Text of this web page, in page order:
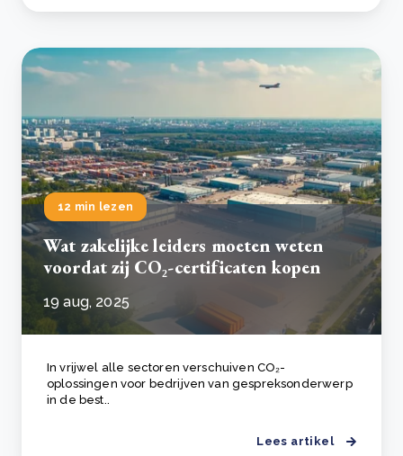
12 min lezen
Wat zakelijke leiders moeten weten
voordat zij CO₂-certificaten kopen
19 aug, 2025
In vrijwel alle sectoren verschuiven CO₂-
oplossingen voor bedrijven van gespreksonderwerp
in de best..
Lees artikel